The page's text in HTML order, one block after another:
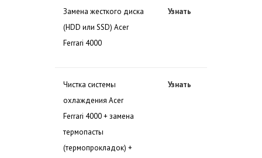
Замена жесткого диска
(HDD или SSD) Acer
Ferrari 4000
Узнать
Чистка системы
охлаждения Acer
Ferrari 4000 + замена
термопасты
(термопрокладок) +
Узнать